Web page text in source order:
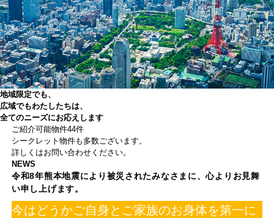
地域限定でも、
広域でもわたしたちは、
全てのニーズにお応えします
ご紹介可能物件44件
シークレット物件も多数ございます。
詳しくはお問い合わせください。
NEWS
令和8年熊本地震により被災されたみなさまに、心よりお見舞
い申し上げます。
今はどうかご自身とご家族のお身体を第一に